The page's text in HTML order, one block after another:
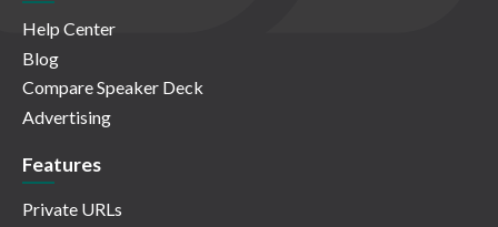
Help Center
Blog
Compare Speaker Deck
Advertising
Features
Private URLs